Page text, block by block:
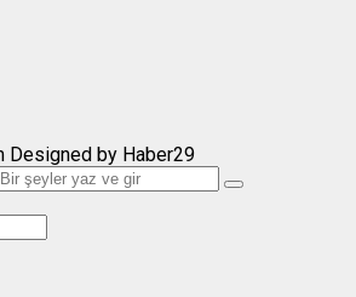
Designed by Haber29